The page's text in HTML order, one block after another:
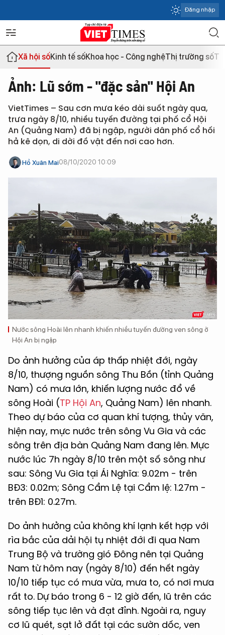
Đăng nhập
Xã hội sốKinh tế sốKhoa học - Công nghệThị trường số
Ảnh: Lũ sớm - "đặc sản" Hội An
VietTimes – Sau cơn mưa kéo dài suốt ngày qua,
trưa ngày 8/10, nhiều tuyến đường tại phố cổ Hội
An (Quảng Nam) đã bị ngập, người dân phố cổ hối
hả kê dọn, di dời đồ vật đến nơi cao hơn.
Hồ Xuân Mai08/10/2020 10:09
Nước sông Hoài lên nhanh khiến nhiều tuyến đường ven sông ở
Hội An bị ngập
Do ảnh hưởng của áp thấp nhiệt đới, ngày
8/10, thượng nguồn sông Thu Bồn (tỉnh Quảng
Nam) có mưa lớn, khiến lượng nước đổ về
sông Hoài (TP Hội An, Quảng Nam) lên nhanh.
Theo dự báo của cơ quan khí tượng, thủy văn,
hiện nay, mực nước trên sông Vu Gia và các
sông trên địa bàn Quảng Nam đang lên. Mực
nước lúc 7h ngày 8/10 trên một số sông như
sau: Sông Vu Gia tại Ái Nghĩa: 9.02m - trên
BĐ3: 0.02m; Sông Cẩm Lệ tại Cẩm lệ: 1.27m -
trên BĐ1: 0.27m.
Do ảnh hưởng của không khí lạnh kết hợp với
rìa bắc của dải hội tụ nhiệt đới đi qua Nam
Trung Bộ và trường gió Đông nên tại Quảng
Nam từ hôm nay (ngày 8/10) đến hết ngày
10/10 tiếp tục có mưa vừa, mưa to, có nơi mưa
rất to. Dự báo trong 6 - 12 giờ đến, lũ trên các
sông tiếp tục lên và đạt đỉnh. Ngoài ra, nguy
cơ lũ quét, sạt lở đất tại các sườn dốc, ven